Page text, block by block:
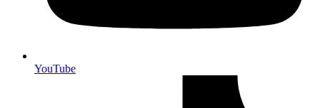
YouTube